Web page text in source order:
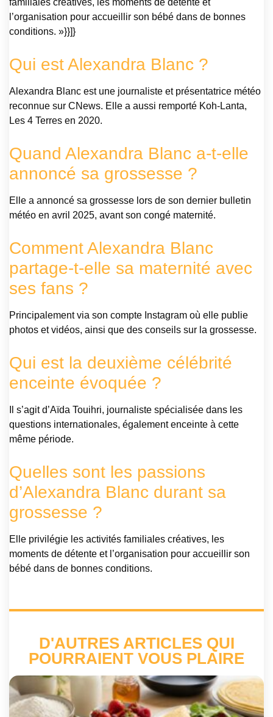
l’organisation pour accueillir son bébé dans de bonnes
conditions. »}}]}
Qui est Alexandra Blanc ?
Alexandra Blanc est une journaliste et présentatrice météo
reconnue sur CNews. Elle a aussi remporté Koh-Lanta,
Les 4 Terres en 2020.
Quand Alexandra Blanc a-t-elle
annoncé sa grossesse ?
Elle a annoncé sa grossesse lors de son dernier bulletin
météo en avril 2025, avant son congé maternité.
Comment Alexandra Blanc
partage-t-elle sa maternité avec
ses fans ?
Principalement via son compte Instagram où elle publie
photos et vidéos, ainsi que des conseils sur la grossesse.
Qui est la deuxième célébrité
enceinte évoquée ?
Il s’agit d’Aïda Touihri, journaliste spécialisée dans les
questions internationales, également enceinte à cette
même période.
Quelles sont les passions
d’Alexandra Blanc durant sa
grossesse ?
Elle privilégie les activités familiales créatives, les
moments de détente et l’organisation pour accueillir son
bébé dans de bonnes conditions.
D'AUTRES ARTICLES QUI
POURRAIENT VOUS PLAIRE